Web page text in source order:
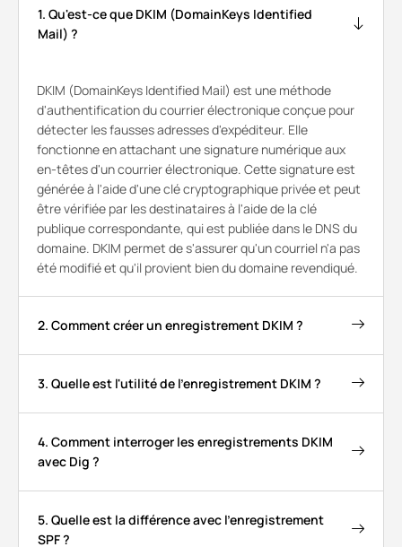
1. Qu'est-ce que DKIM (DomainKeys Identified
Mail) ?
DKIM (DomainKeys Identified Mail) est une méthode
d'authentification du courrier électronique conçue pour
détecter les fausses adresses d'expéditeur. Elle
fonctionne en attachant une signature numérique aux
en-têtes d'un courrier électronique. Cette signature est
générée à l'aide d'une clé cryptographique privée et peut
être vérifiée par les destinataires à l'aide de la clé
publique correspondante, qui est publiée dans le DNS du
domaine. DKIM permet de s'assurer qu'un courriel n'a pas
été modifié et qu'il provient bien du domaine revendiqué.
2. Comment créer un enregistrement DKIM ?
3. Quelle est l'utilité de l'enregistrement DKIM ?
4. Comment interroger les enregistrements DKIM
avec Dig ?
5. Quelle est la différence avec l'enregistrement
SPF ?